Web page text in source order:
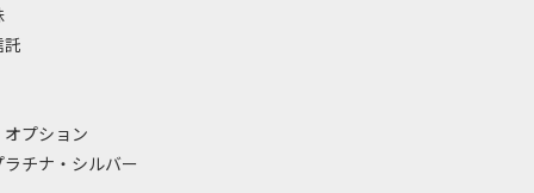
託
プション
ラチナ・シルバー